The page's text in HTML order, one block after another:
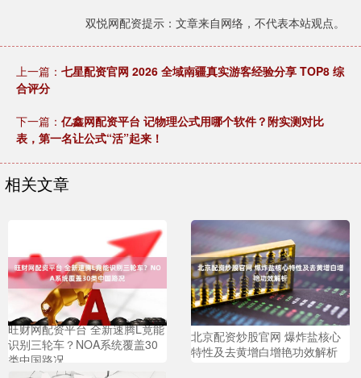
双悦网配资提示：文章来自网络，不代表本站观点。
上一篇： 七星配资官网 2026 全域南疆真实游客经验分享 TOP8 综
合评分
下一篇： 亿鑫网配资平台 记物理公式用哪个软件？附实测对比
表，第一名让公式“活”起来！
相关文章
旺财网配资平台 全新速腾L竟能
识别三轮车？NOA系统覆盖30
类中国路况
北京配资炒股官网 爆炸盐核心
特性及去黄增白增艳功效解析